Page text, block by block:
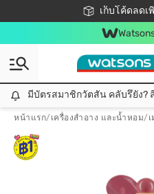
เก็บโค้ดลดเ
ชอปออนไลน์ครั้งแ
📦ส่งฟรี!
สมาชิกวัต
มีบัตรสมาชิกวัตสัน คลับรึยัง?
หน้าแรก/ เครื่องสำอาง และน้ำหอม/